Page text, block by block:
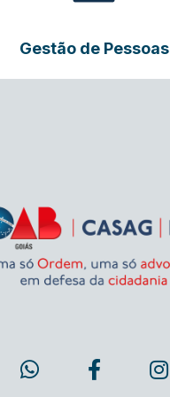
Gestão de Pessoas